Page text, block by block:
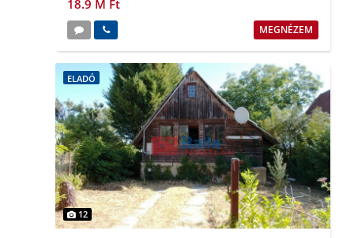
18.9 M Ft
MEGNÉZEM
ELADÓ
12